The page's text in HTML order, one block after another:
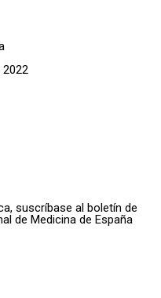
suscríbase al boletín de
de Medicina de España